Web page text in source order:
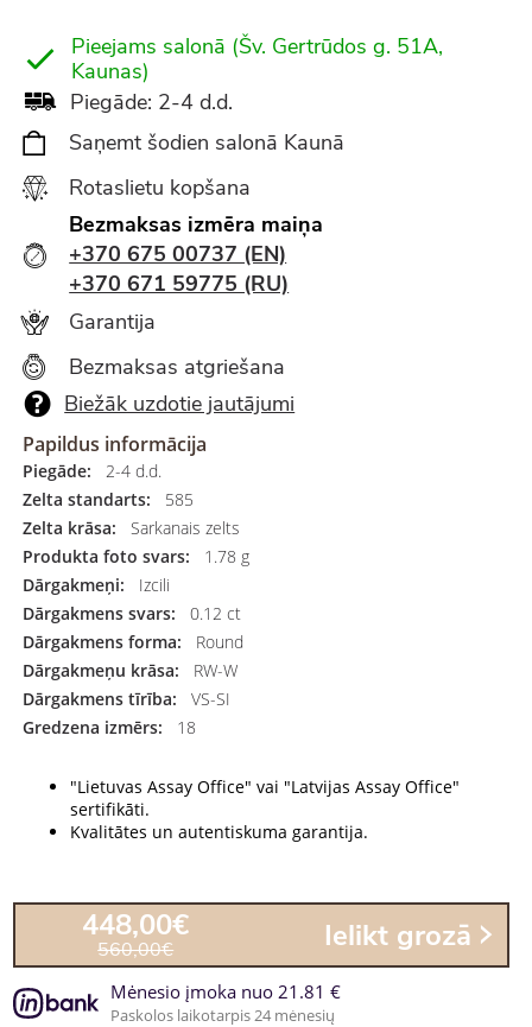
Pieejams salonā (Šv. Gertrūdos g. 51A,
Kaunas)
Piegāde: 2-4 d.d.
Saņemt šodien salonā Kaunā
Rotaslietu kopšana
Bezmaksas izmēra maiņa
+370 675 00737 (EN)
+370 671 59775 (RU)
Garantija
Bezmaksas atgriešana
Biežāk uzdotie jautājumi
Papildus informācija
Piegāde:
2-4 d.d.
Zelta standarts:
585
Zelta krāsa:
Sarkanais zelts
Produkta foto svars:
1.78 g
Dārgakmeņi:
Izcili
Dārgakmens svars:
0.12 ct
Dārgakmens forma:
Round
Dārgakmeņu krāsa:
RW-W
Dārgakmens tīrība:
VS-SI
Gredzena izmērs:
18
"Lietuvas Assay Office" vai "Latvijas Assay Office"
sertifikāti.
Kvalitātes un autentiskuma garantija.
448,00€
560,00€ Ielikt grozā
Mėnesio įmoka nuo 21.81 €
Paskolos laikotarpis 24 mėnesių